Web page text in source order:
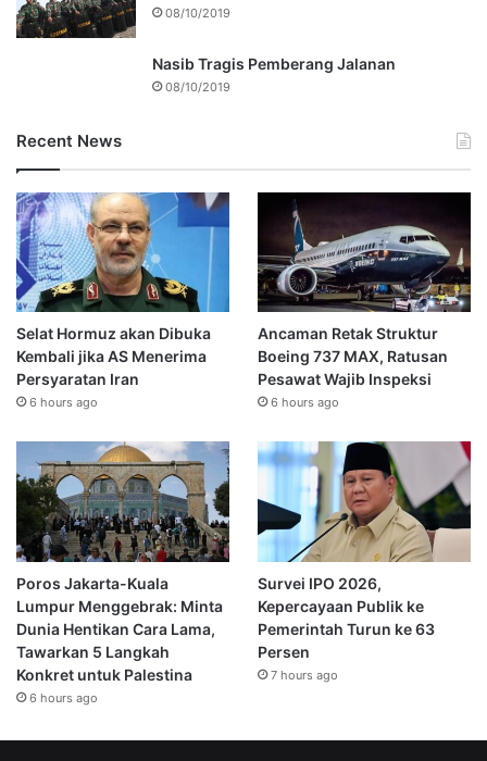
08/10/2019
Nasib Tragis Pemberang Jalanan
08/10/2019
Recent News
Selat Hormuz akan Dibuka
Kembali jika AS Menerima
Persyaratan Iran
6 hours ago
Ancaman Retak Struktur
Boeing 737 MAX, Ratusan
Pesawat Wajib Inspeksi
6 hours ago
Poros Jakarta-Kuala
Lumpur Menggebrak: Minta
Dunia Hentikan Cara Lama,
Tawarkan 5 Langkah
Konkret untuk Palestina
6 hours ago
Survei IPO 2026,
Kepercayaan Publik ke
Pemerintah Turun ke 63
Persen
7 hours ago